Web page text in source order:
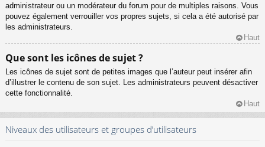
administrateur ou un modérateur du forum pour de multiples raisons. Vous
pouvez également verrouiller vos propres sujets, si cela a été autorisé par
les administrateurs.
Haut
Que sont les icônes de sujet ?
Les icônes de sujet sont de petites images que l’auteur peut insérer afin
d’illustrer le contenu de son sujet. Les administrateurs peuvent désactiver
cette fonctionnalité.
Haut
Niveaux des utilisateurs et groupes d’utilisateurs